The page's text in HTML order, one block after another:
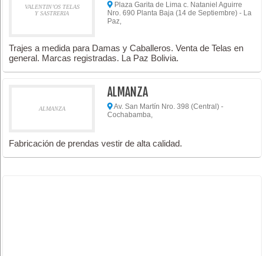
VALENTIN’OS TELAS
Y SASTRERIA
Plaza Garita de Lima c. Nataniel Aguirre
Nro. 690 Planta Baja (14 de Septiembre) - La
Paz,
Trajes a medida para Damas y Caballeros. Venta de Telas en
general. Marcas registradas. La Paz Bolivia.
ALMANZA
ALMANZA
Av. San Martín Nro. 398 (Central) -
Cochabamba,
Fabricación de prendas vestir de alta calidad.